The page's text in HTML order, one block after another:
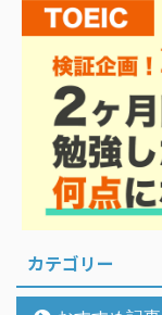
カテゴリー